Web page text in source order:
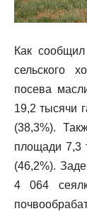
Как сообщил
сельского
посева
19,2 тысячи
(38,3%).
площади 7,3
(46,2%).
4 064